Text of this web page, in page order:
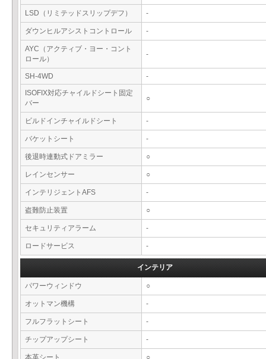
LSD（リミテッドスリップデフ） -
ダウンヒルアシストコントロール -
AYC（アクティブ・ヨー・コント
ロール）
-
SH-4WD
-
ISOFIX対応チャイルドシート固定
バー
○
ビルドインチャイルドシート -
バケットシート -
後退時連動式ドアミラー ○
レインセンサー ○
インテリジェントAFS -
盗難防止装置 ○
セキュリティアラーム -
ロードサービス -
インテリア
パワーウィンドウ ○
オットマン機構 -
フルフラットシート -
チップアップシート -
本革シート ○